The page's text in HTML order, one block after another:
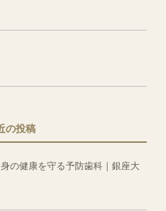
の投稿
の健康を守る予防歯科｜銀座大